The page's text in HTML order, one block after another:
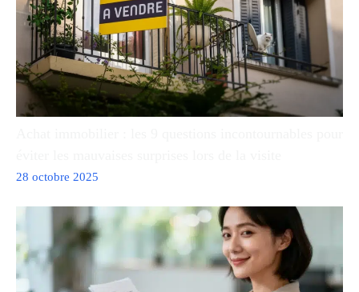
28 octobre 2025